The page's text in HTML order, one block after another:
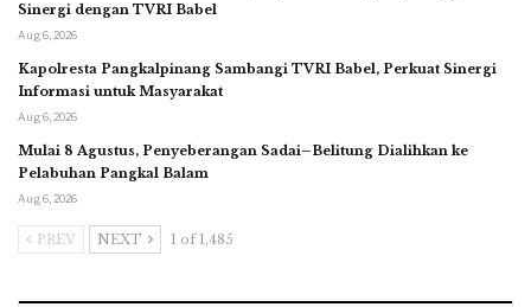
Sinergi dengan TVRI Babel
Aug 6, 2026
Kapolresta Pangkalpinang Sambangi TVRI Babel, Perkuat Sinergi
Informasi untuk Masyarakat
Aug 6, 2026
Mulai 8 Agustus, Penyeberangan Sadai–Belitung Dialihkan ke
Pelabuhan Pangkal Balam
Aug 6, 2026
PREV NEXT 1 of 1,485